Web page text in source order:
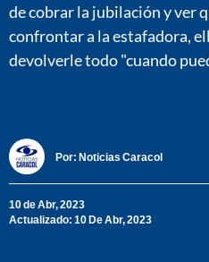
de cobrar la jubilación y ver
confrontar a la estafadora,
devolverle todo "cuando
Por: Noticias Caracol
10 de Abr, 2023
Actualizado: 10 De Abr, 2023